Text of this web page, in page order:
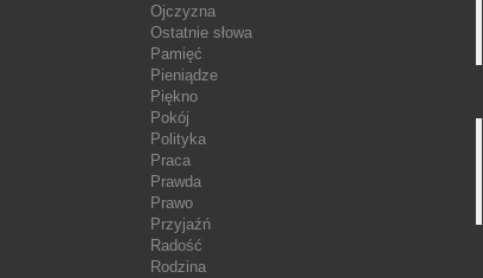
Ojczyzna
Ostatnie słowa
Pamięć
Pieniądze
Piękno
Pokój
Polityka
Praca
Prawda
Prawo
Przyjaźń
Radość
Rodzina